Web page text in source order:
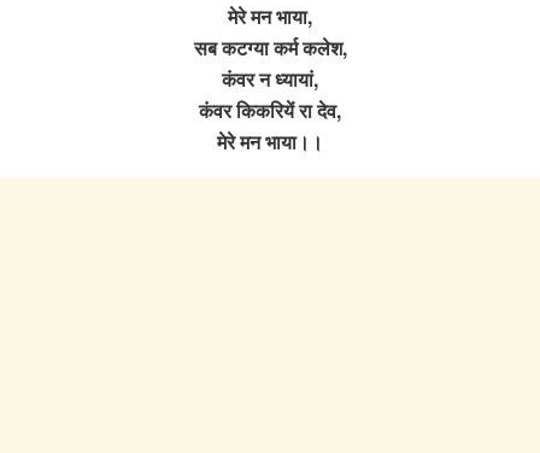
मेरे मन भाया,
सब कटग्या कर्म कलेश,
कंवर न ध्यायां,
कंवर किकरियें रा देव,
मेरे मन भाया।।